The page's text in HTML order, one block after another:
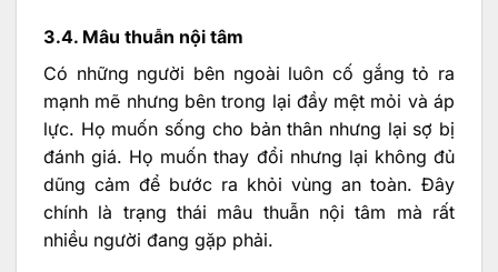
3.4. Mâu thuẫn nội tâm
Có những người bên ngoài luôn cố gắng tỏ ra
mạnh mẽ nhưng bên trong lại đầy mệt mỏi và áp
lực. Họ muốn sống cho bản thân nhưng lại sợ bị
đánh giá. Họ muốn thay đổi nhưng lại không đủ
dũng cảm để bước ra khỏi vùng an toàn. Đây
chính là trạng thái mâu thuẫn nội tâm mà rất
nhiều người đang gặp phải.